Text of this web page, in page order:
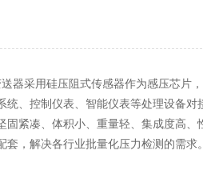
器采用硅压阻式传感器作为感压芯片
统、控制仪表、智能仪表等处理设备
固紧凑、体积小、重量轻、集成度高
套，解决各行业批量化压力检测的需求。